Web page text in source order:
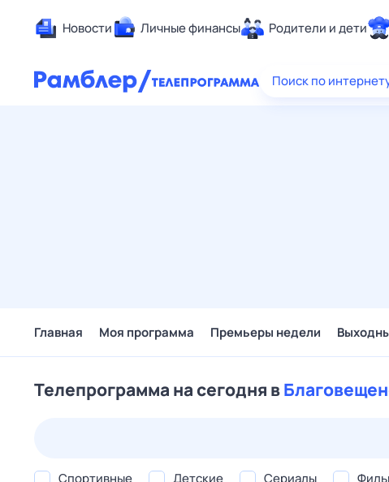
Новости Личные финансы Родители и дети
Здоровье
Поиск по
Главная Моя программа Премьеры недели
Телепрограмма на сегодня в
Спортивные Детские Сериалы